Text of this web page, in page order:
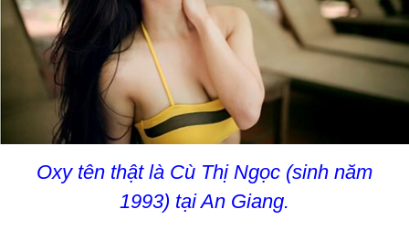
Oxy tên thật là Cù Thị Ngọc (sinh năm
1993) tại An Giang.